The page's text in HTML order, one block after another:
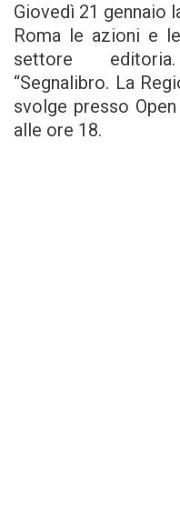
Giovedì 21 gennaio
Roma le azioni e
settore
“Segnalibro. La
svolge presso
alle ore 18.